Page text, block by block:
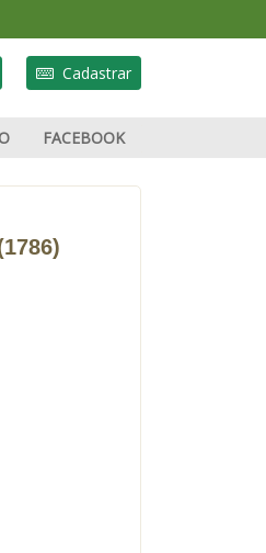
Cadastrar
ANÚNCIO
FACEBOOK